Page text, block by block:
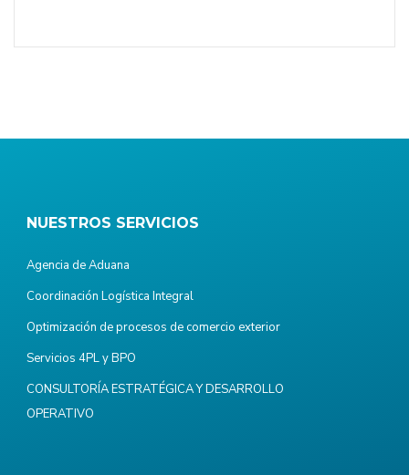
NUESTROS SERVICIOS
Agencia de Aduana
Coordinación Logística Integral
Optimización de procesos de comercio exterior
Servicios 4PL y BPO
CONSULTORÍA ESTRATÉGICA Y DESARROLLO
OPERATIVO